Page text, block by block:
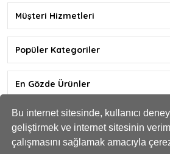
Bu internet sitesinde, kullanıcı
geliştirmek ve internet sitesinin
çalışmasını sağlamak amacıyla
Müşteri Hizmetleri
Popüler Kategoriler
En Gözde Ürünler
Yardım